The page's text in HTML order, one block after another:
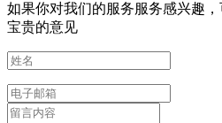
如果你对我们的服务服务感兴趣
宝贵的意见